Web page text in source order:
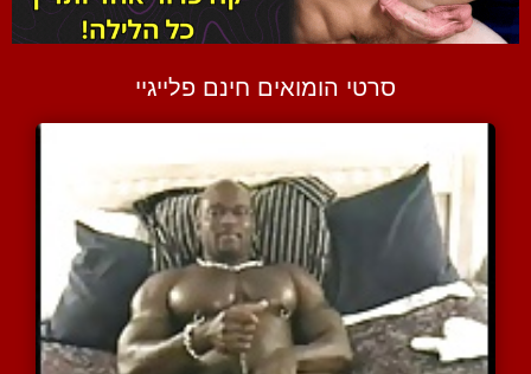
סרטי הומואים חינם פלייגיי